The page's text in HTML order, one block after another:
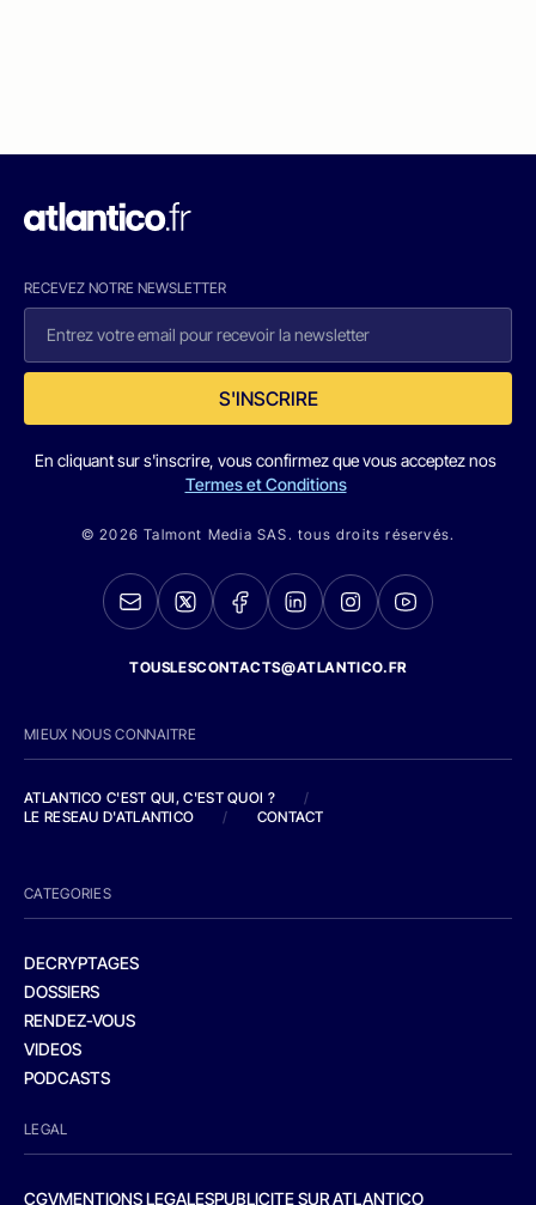
RECEVEZ NOTRE NEWSLETTER
S'INSCRIRE
En cliquant sur s'inscrire, vous confirmez que vous acceptez nos
Termes et Conditions
© 2026 Talmont Media SAS. tous droits réservés.
TOUSLESCONTACTS@ATLANTICO.FR
MIEUX NOUS CONNAITRE
ATLANTICO C'EST QUI, C'EST QUOI ?
/
LE RESEAU D'ATLANTICO
/ CONTACT
CATEGORIES
DECRYPTAGES
DOSSIERS
RENDEZ-VOUS
VIDEOS
PODCASTS
LEGAL
CGVMENTIONS LEGALESPUBLICITE SUR ATLANTICO